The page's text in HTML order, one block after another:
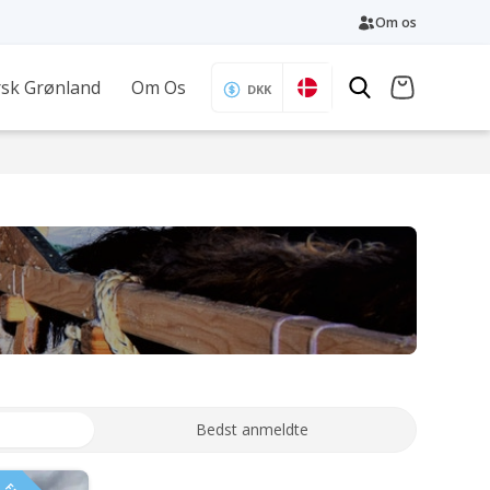
Om os
Grønland Om Os DKK
Bedst anmeldte